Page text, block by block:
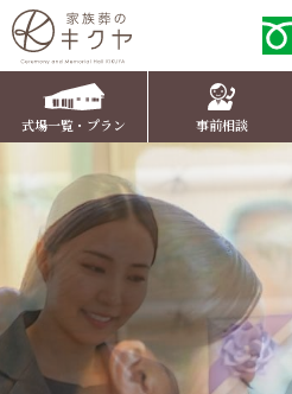
式場一覧・プラン 事前相談
お知らせ
キクヤの葬儀
家族葬ホール
家族葬のキクヤ ささやまホール
ご葬儀プラン